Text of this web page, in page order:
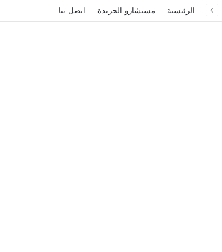
الرئيسية مستشارو الجريدة اتصل بنا